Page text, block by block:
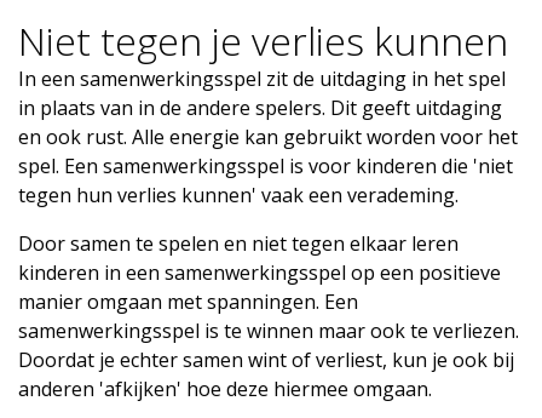
Niet tegen je verlies kunnen
In een samenwerkingsspel zit de uitdaging in het spel
in plaats van in de andere spelers. Dit geeft uitdaging
en ook rust. Alle energie kan gebruikt worden voor het
spel. Een samenwerkingsspel is voor kinderen die 'niet
tegen hun verlies kunnen' vaak een verademing.
Door samen te spelen en niet tegen elkaar leren
kinderen in een samenwerkingsspel op een positieve
manier omgaan met spanningen. Een
samenwerkingsspel is te winnen maar ook te verliezen.
Doordat je echter samen wint of verliest, kun je ook bij
anderen 'afkijken' hoe deze hiermee omgaan.